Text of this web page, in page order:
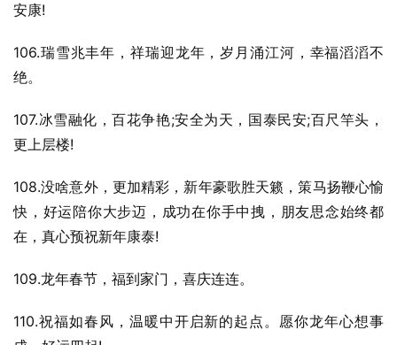
安康!
106.瑞雪兆丰年，祥瑞迎龙年，岁月涌江河，幸福滔滔不
绝。
107.冰雪融化，百花争艳;安全为天，国泰民安;百尺竿头，
更上层楼!
108.没啥意外，更加精彩，新年豪歌胜天籁，策马扬鞭心愉
快，好运陪你大步迈，成功在你手中拽，朋友思念始终都
在，真心预祝新年康泰!
109.龙年春节，福到家门，喜庆连连。
110.祝福如春风，温暖中开启新的起点。愿你龙年心想事